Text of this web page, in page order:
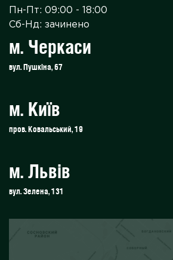
Пн-Пт: 09:00 - 18:00
Сб-Нд: зачинено
м. Черкаси
вул. Пушкіна, 67
м. Київ
пров. Ковальський, 19
м. Львів
вул. Зелена, 131